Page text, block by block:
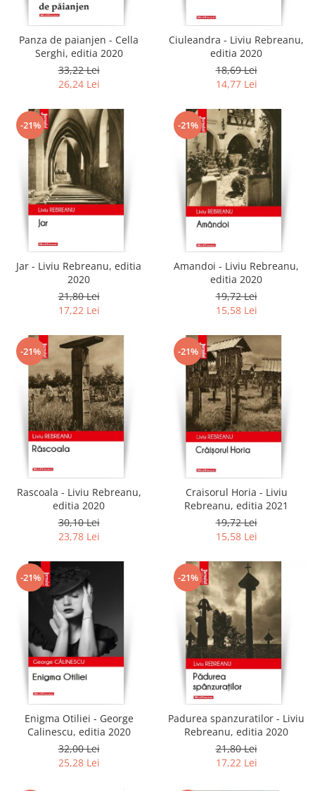
Panza de paianjen - Cella
Serghi, editia 2020
33,22 Lei
26,24 Lei
Ciuleandra - Liviu Rebreanu,
editia 2020
18,69 Lei
14,77 Lei
-21%
Jar - Liviu Rebreanu, editia
2020
21,80 Lei
17,22 Lei
-21%
Amandoi - Liviu Rebreanu,
editia 2020
19,72 Lei
15,58 Lei
-21%
Rascoala - Liviu Rebreanu,
editia 2020
30,10 Lei
23,78 Lei
-21%
Craisorul Horia - Liviu
Rebreanu, editia 2021
19,72 Lei
15,58 Lei
-21%
Enigma Otiliei - George
Calinescu, editia 2020
32,00 Lei
25,28 Lei
-21%
Padurea spanzuratilor - Liviu
Rebreanu, editia 2020
21,80 Lei
17,22 Lei